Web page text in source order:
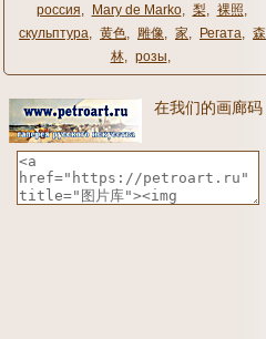
россия, Mary de Marko, 梨, 裸照,
скульптура, 黄色, 雕像, 家, Регата, 森
林, розы,
在我们的画廊码